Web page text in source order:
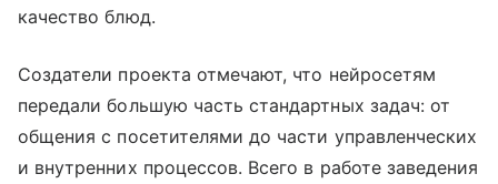
качество блюд.
Создатели проекта отмечают, что нейросетям
передали большую часть стандартных задач: от
общения с посетителями до части управленческих
и внутренних процессов. Всего в работе заведения